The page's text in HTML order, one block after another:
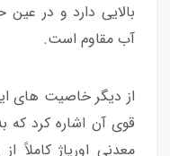
بالایی دارد و در عین
آب مقاوم است.
از دیگر خاصیت های
قوی آن اشاره کرد که
معدنی اوریاژ کاملاً